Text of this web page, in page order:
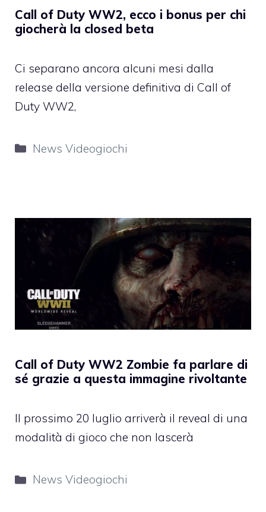
Call of Duty WW2, ecco i bonus per chi
giocherà la closed beta
Ci separano ancora alcuni mesi dalla
release della versione definitiva di Call of
Duty WW2,
Categorie
News Videogiochi
Call of Duty WW2 Zombie fa parlare di
sé grazie a questa immagine rivoltante
Il prossimo 20 luglio arriverà il reveal di una
modalità di gioco che non lascerà
Categorie
News Videogiochi